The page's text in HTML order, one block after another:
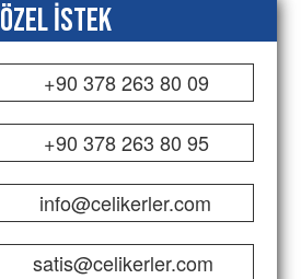
Özel İstek
+90 378 263 80 09
+90 378 263 80 95
info@celikerler.com
satis@celikerler.com